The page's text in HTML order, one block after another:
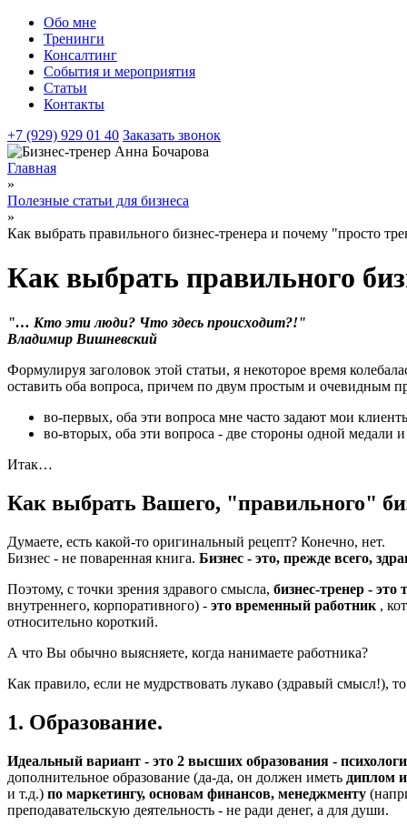
Обо мне
Тренинги
Консалтинг
События и мероприятия
Статьи
Контакты
+7 (929) 929 01 40 Заказать звонок
Главная
»
Полезные статьи для бизнеса
»
Как выбрать правильного бизнес-тренера и почему "просто
Как выбрать правильного
"… Кто эти люди? Что здесь происходит?!"
Владимир Вишневский
Формулируя заголовок этой статьи, я некоторое время
оставить оба вопроса, причем по двум простым и очевидным
во-первых, оба эти вопроса мне часто задают мои
во-вторых, оба эти вопроса - две стороны одной медали
Итак…
Как выбрать Вашего, "правильного"
Думаете, есть какой-то оригинальный рецепт? Конечно, нет.
Бизнес - не поваренная книга. Бизнес - это, прежде всего,
Поэтому, с точки зрения здравого смысла, бизнес-тренер -
внутреннего, корпоративного) - это временный работник ,
относительно короткий.
А что Вы обычно выясняете, когда нанимаете работника?
Как правило, если не мудрствовать лукаво (здравый смысл!),
1. Образование.
Идеальный вариант - это 2 высших образования -
дополнительное образование (да-да, он должен иметь диплом
и т.д.) по маркетингу, основам финансов, менеджменту
преподавательскую деятельность - не ради денег, а для души.